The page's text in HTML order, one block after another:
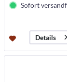
Sofort
Details